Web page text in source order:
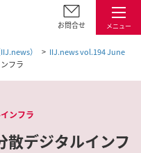
メニュー
お問合せ
）
IIJ.news vol.194 June
フラ
ンフラ
散デジタルインフ